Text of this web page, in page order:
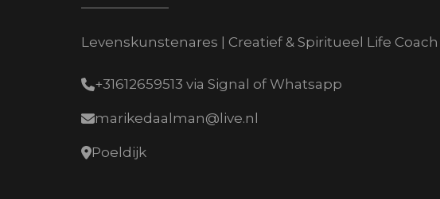
Levenskunstenares | Creatief & Spiritueel Life
+31612659513 via Signal of Whatsapp
marikedaalman@live.nl
Poeldijk